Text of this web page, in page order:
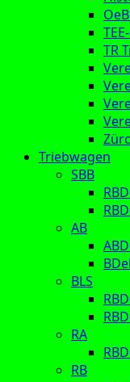
TR
Triebwagen
SBB
AB
BLS
RA
RB